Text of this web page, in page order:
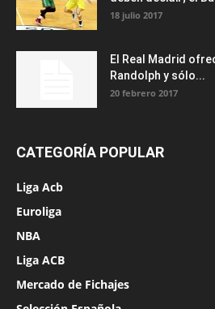
18 julio 2017
El Real Madrid
Randolph y sólo...
20 febrero 2017
CATEGORÍA POPULAR
Liga Acb
Euroliga
NBA
Liga ACB
Mercado de Fichajes